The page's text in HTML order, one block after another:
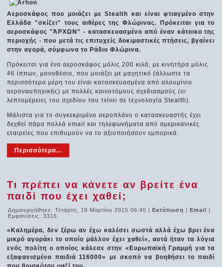
Αεροσκάφος που μοιάζει με Stealth και είναι φτιαγμένο στην
Ελλάδα "σκίζει" τους αιθέρες της Φλώρινας. Πρόκειται για το
αεροσκάφος "ΆΡΧΩΝ" - κατασκευασμένο από έναν κάτοικο της
περιοχής - που μετά τις επιτυχείς δοκιμαστικές πτήσεις, βγαίνει
στην αγορά, σύμφωνα το Ράδιο Φλώρινα.
Πρόκειται για ένα αεροσκάφος μόλις 200 κιλά, με κινητήρα μόλις
46 ίππων, μονοθέσιο, που μοιάζει με μαχητικό (άλλωστε τα
περισσότερα μέρη του είναι κατασκευασμένα από αλουμίνιο
αεροναυπηγικής) με πολλές καινοτόμους σχεδιασμούς (οι
λεπτομέρειες του σχεδίου του τείνει σε τεχνολογία Stealth).
Μάλιστα για το συγκεκριμένο αεροπλάνο ο κατασκευαστής έχει
δεχθεί πάρα πολλά email και τηλεφωνήματα από αμερικανικές
εταιρείες που επιθυμούν να το αξιοποιήσουν εμπορικά.
Περισσότερα...
Τι πρέπει να κάνετε αν βρείτε ένα
παιδί που έχει χαθεί;
Δημιουργήθηκε: Τετάρτη, 18 Μαρτίου 2015 06:40 |Εκτύπωση |Email |
Εμφανίσεις: 3316
«Καλημέρα, δεν ξέρω αν έχω καλέσει σωστά αλλά έχω βρει ένα
μικρό αγοράκι το οποίο μάλλον έχει χαθεί», αυτά ήταν τα λόγια
ενός πολίτη ο οποίος κάλεσε στην «Ευρωπαϊκή Γραμμή για τα
εξαφανισμένα παιδιά 116000» με σκοπό να βοηθήσει το παιδί